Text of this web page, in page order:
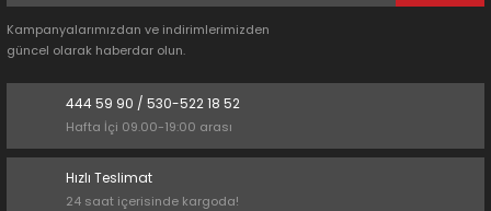
Kampanyalarımızdan ve indirimlerimizden
güncel olarak haberdar olun.
444 59 90 / 530-522 18 52
Hafta İçi 09.00-19:00 arası
Hızlı Teslimat
24 saat içerisinde kargoda!